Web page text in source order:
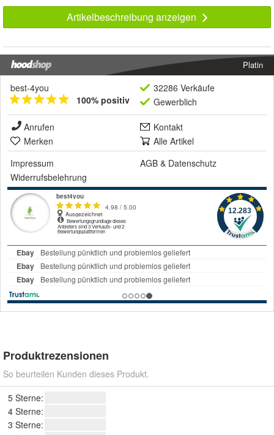
Artikelbeschreibung anzeigen
Platin
best-4you
100% positiv
32286 Verkäufe
Gewerblich
Anrufen
Kontakt
Merken
Alle Artikel
Impressum
AGB & Datenschutz
Widerrufsbelehrung
Produktrezensionen
So beurteilen Kunden dieses Produkt.
5 Sterne:
4 Sterne:
3 Sterne: